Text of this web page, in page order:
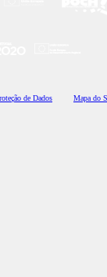
de Dados Mapa do